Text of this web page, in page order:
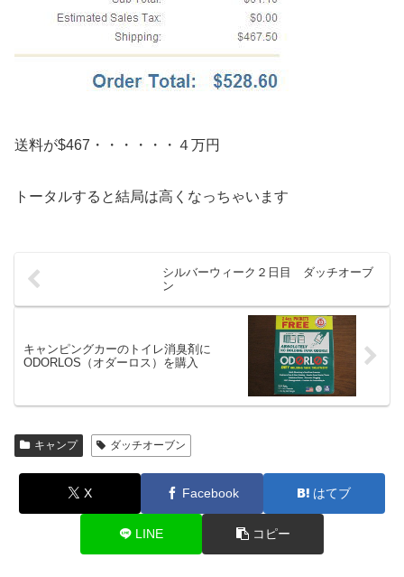
送料が$467・・・・・・４万円
トータルすると結局は高くなっちゃいます
シルバーウィーク２日目 ダッチオーブ
ン
キャンピングカーのトイレ消臭剤に
ODORLOS（オダーロス）を購入
キャンプ ダッチオーブン
X Facebook はてブ
LINE コピー